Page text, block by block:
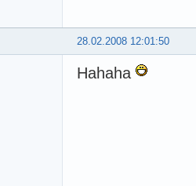
28.02.2008 12:01:50
Hahaha